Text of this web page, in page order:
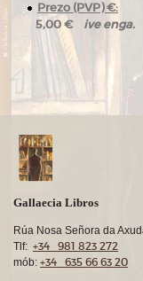
Prezo (PVP) €:
5,00 € ive enga.
Gallaecia Libros
Rúa Nosa Señora da
Tlf: +34 981 823 272
mób: +34 635 66 63 20